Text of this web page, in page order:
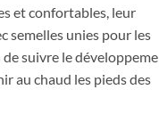
et confortables, leur
semelles unies pour les
suivre le
au chaud les pieds des
rabais
sur votre
inscrivant à